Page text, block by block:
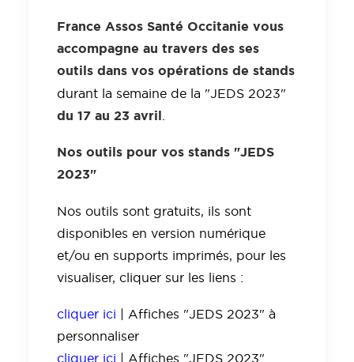
France Assos Santé Occitanie vous
accompagne au travers des ses
outils dans vos opérations de stands
durant la semaine de la "JEDS 2023"
du 17 au 23 avril
Nos outils pour vos stands "JEDS
2023"
Nos outils sont gratuits, ils sont
disponibles en version numérique
et/ou en supports imprimés, pour les
visualiser, cliquer sur les liens :
cliquer ici
| Affiches "JEDS 2023" à
personnaliser
cliquer ici | Affiches "JEDS 2023"